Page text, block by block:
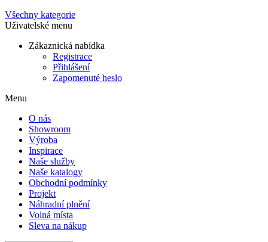
Všechny kategorie
Uživatelské menu
Zákaznická nabídka
Registrace
Přihlášení
Zapomenuté heslo
Menu
O nás
Showroom
Výroba
Inspirace
Naše služby
Naše katalogy
Obchodní podmínky
Projekt
Náhradní plnění
Volná místa
Sleva na nákup